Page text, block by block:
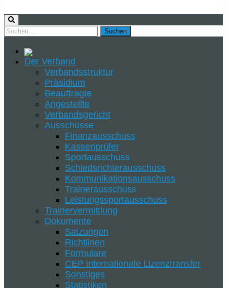
Der Verband
Verbandsstruktur
Präsidium
Beauftragte
Angestellte
Verbandsgericht
Ausschüsse
Finanzausschuss
Kassenprüfer
Sportausschuss
Schiedsrichterausschuss
Kommunikationsausschuss
Trainerausschuss
Leistungssportausschuss
Trainervermittlung
Dokumente
Satzungen
Richtlinen
Formulare
CEP internationale Lizenztransfer
Sonstiges
Statistiken